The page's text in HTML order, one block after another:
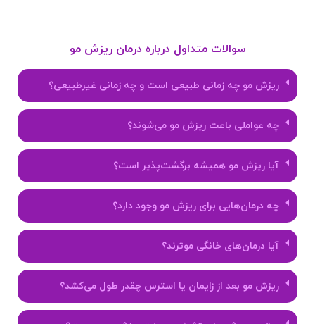
سوالات متداول درباره درمان ریزش مو
ریزش مو چه زمانی طبیعی است و چه زمانی غیرطبیعی؟
چه عواملی باعث ریزش مو می‌شوند؟
آیا ریزش مو همیشه برگشت‌پذیر است؟
چه درمان‌هایی برای ریزش مو وجود دارد؟
آیا درمان‌های خانگی موثرند؟
ریزش مو بعد از زایمان یا استرس چقدر طول می‌کشد؟